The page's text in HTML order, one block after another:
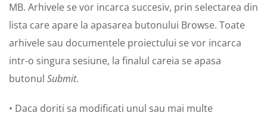
MB. Arhivele se vor incarca succesiv, prin selectarea din
lista care apare la apasarea butonului Browse. Toate
arhivele sau documentele proiectului se vor incarca
intr-o singura sesiune, la finalul careia se apasa
butonul Submit.
• Daca doriti sa modificati unul sau mai multe